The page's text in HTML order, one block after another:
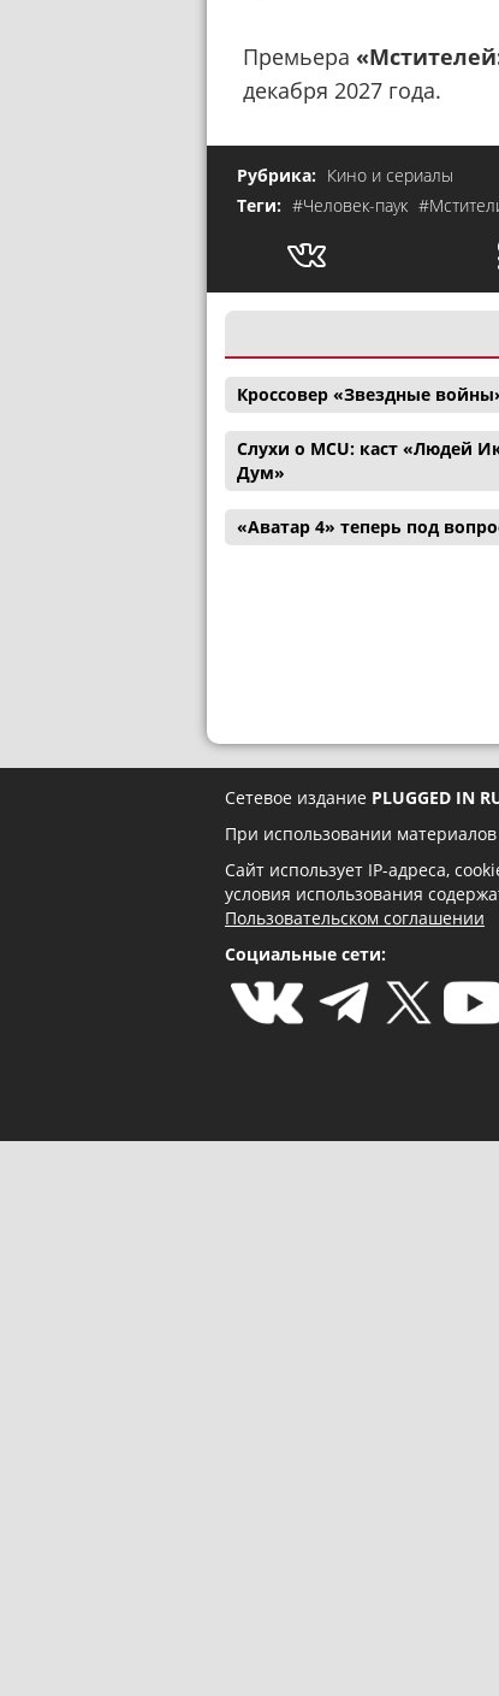
Премьера
декабря 2027 года.
Рубрика: Кино и сериалы
Теги: #Человек-паук
Кроссовер «Звездные
Слухи о MCU: каст «Людей
Дум»
«Аватар 4» теперь под
Сетевое издание PLUGGED IN
При использовании
Сайт использует IP-адреса,
условия использования
Пользовательском соглашении
Социальные сети: